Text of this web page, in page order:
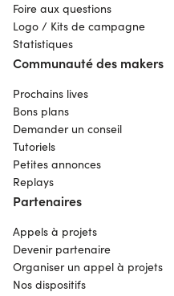
Foire aux questions
Logo / Kits de campagne
Statistiques
Communauté des makers
Prochains lives
Bons plans
Demander un conseil
Tutoriels
Petites annonces
Replays
Partenaires
Appels à projets
Devenir partenaire
Organiser un appel à projets
Nos dispositifs